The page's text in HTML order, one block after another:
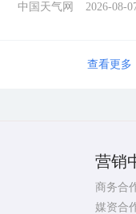
中国天气网 2026-08-
查看更多
营销
商务合
媒资合